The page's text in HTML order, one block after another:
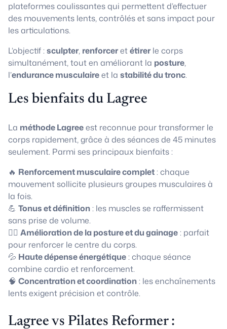
plateformes coulissantes qui permettent d’effectuer
des mouvements lents, contrôlés et sans impact pour
les articulations.
L’objectif :sculpter, renforceretétirerle corps
simultanément, tout en améliorant la posture,
l’endurance musculaireet la stabilité du tronc.
Les bienfaits du Lagree
La méthode Lagreeest reconnue pour transformer le
corps rapidement, grâce à des séances de 45 minutes
seulement. Parmi ses principaux bienfaits :
🔥 Renforcement musculaire complet: chaque
mouvement sollicite plusieurs groupes musculaires à
la fois.
💪 Tonus et définition: les muscles se raffermissent
sans prise de volume.
🧘‍♀️ Amélioration de la posture et du gainage: parfait
pour renforcer le centre du corps.
💦 Haute dépense énergétique: chaque séance
combine cardio et renforcement.
🧠 Concentration et coordination: les enchaînements
lents exigent précision et contrôle.
Lagree vs Pilates Reformer :